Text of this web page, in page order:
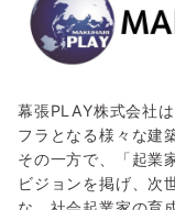
幕張PLAY株式会社
フラとなる様々な建
その一方で、「起業
ビジョンを掲げ、次